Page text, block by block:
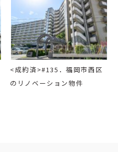
<成約済>#135．福岡市西区
のリノベーション物件